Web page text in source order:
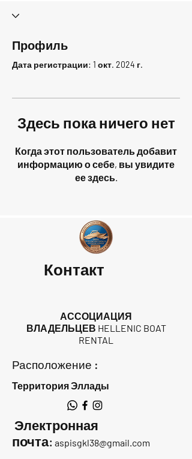
Профиль
Дата регистрации: 1 окт. 2024 г.
Здесь пока ничего нет
Когда этот пользователь добавит
информацию о себе, вы увидите
ее здесь.
Контакт
АССОЦИАЦИЯ
ВЛАДЕЛЬЦЕВ HELLENIC BOAT
RENTAL
Расположение :
Территория Эллады
Электронная
почта: aspisgkl38@gmail.com